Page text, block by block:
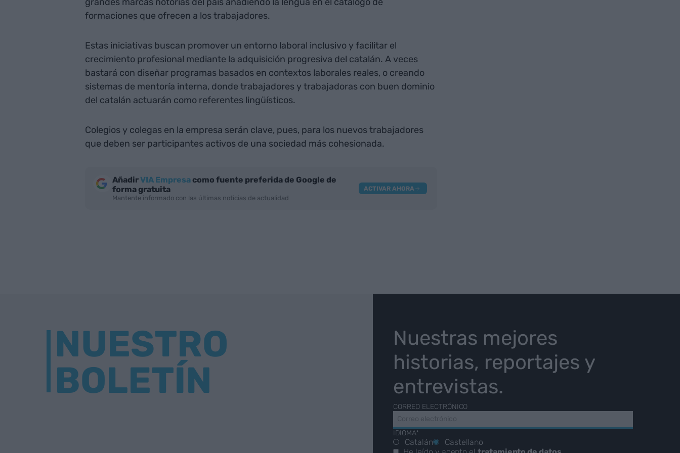
grandes marcas notorias del país añadiendo la lengua en el catálogo de
formaciones que ofrecen a los trabajadores.
Estas iniciativas buscan promover un entorno laboral inclusivo y facilitar el
crecimiento profesional mediante la adquisición progresiva del catalán. A veces
bastará con diseñar programas basados en contextos laborales reales, o creando
sistemas de mentoría interna, donde trabajadores y trabajadoras con buen dominio
del catalán actuarán como referentes lingüísticos.
Colegios y colegas en la empresa serán clave, pues, para los nuevos trabajadores
que deben ser participantes activos de una sociedad más cohesionada.
AñadirVIA Empresacomo fuente preferida de Google de
forma gratuita
Mantente informado con las últimas noticias de actualidad
ACTIVAR AHORA
NUESTRO
BOLETÍN
Nuestras mejores
historias, reportajes y
entrevistas.
CORREO ELECTRÓNICO
IDIOMA*
Catalán
Castellano